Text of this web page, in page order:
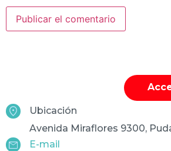
Avenida Miraflores 9300,
Ubicación
E-mail